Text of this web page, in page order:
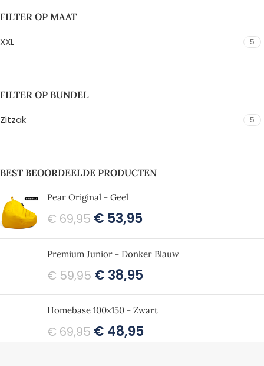
FILTER OP MAAT
XXL 5
FILTER OP BUNDEL
Zitzak 5
BEST BEOORDEELDE PRODUCTEN
Pear Original - Geel
€69,95 € 53,95
Premium Junior - Donker Blauw
€59,95 € 38,95
Homebase 100x150 - Zwart
€69,95 € 48,95